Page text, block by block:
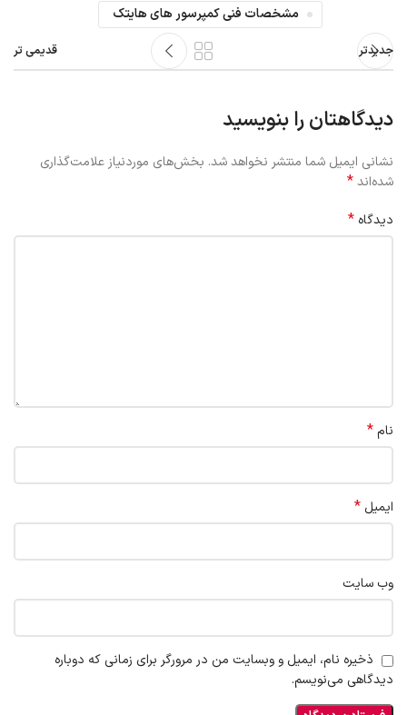
مشخصات فنی کمپرسور های هایتک
جدیدتر قدیمی تر
دیدگاهتان را بنویسید
نشانی ایمیل شما منتشر نخواهد شد. بخش‌های موردنیاز علامت‌گذاری
شده‌اند*
دیدگاه *
نام*
ایمیل *
وب‌ سایت
ذخیره نام، ایمیل و وبسایت من در مرورگر برای زمانی که دوباره
دیدگاهی می‌نویسم.